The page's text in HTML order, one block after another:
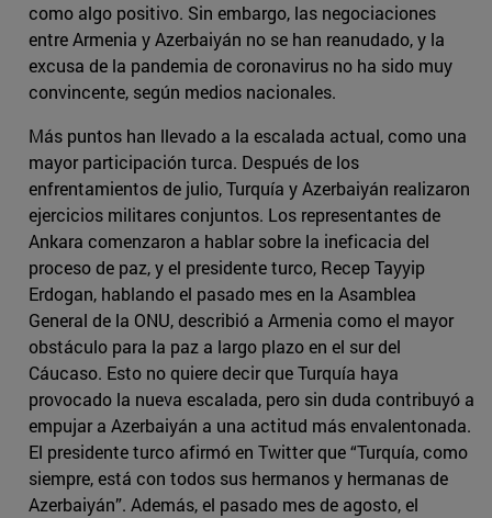
como algo positivo. Sin embargo, las negociaciones
entre Armenia y Azerbaiyán no se han reanudado, y la
excusa de la pandemia de coronavirus no ha sido muy
convincente, según medios nacionales.
Más puntos han llevado a la escalada actual, como una
mayor participación turca. Después de los
enfrentamientos de julio, Turquía y Azerbaiyán realizaron
ejercicios militares conjuntos. Los representantes de
Ankara comenzaron a hablar sobre la ineficacia del
proceso de paz, y el presidente turco, Recep Tayyip
Erdogan, hablando el pasado mes en la Asamblea
General de la ONU, describió a Armenia como el mayor
obstáculo para la paz a largo plazo en el sur del
Cáucaso. Esto no quiere decir que Turquía haya
provocado la nueva escalada, pero sin duda contribuyó a
empujar a Azerbaiyán a una actitud más envalentonada.
El presidente turco afirmó en Twitter que “Turquía, como
siempre, está con todos sus hermanos y hermanas de
Azerbaiyán”. Además, el pasado mes de agosto, el